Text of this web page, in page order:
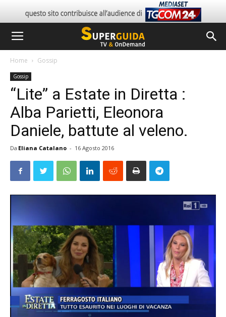
Home Gossip
Gossip
“Lite” a Estate in Diretta :
Alba Parietti, Eleonora
Daniele, battute al veleno.
Da Eliana Catalano - 16 Agosto 2016